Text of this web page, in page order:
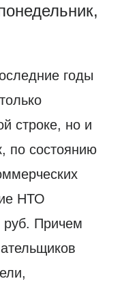
годы
строке, но и
по состоянию
НТО
руб. Причем